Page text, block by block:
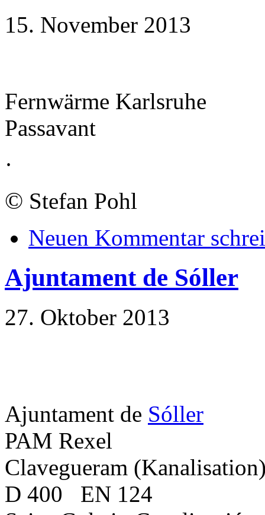
15. November 2013
Fernwärme Karlsruhe
Passavant
·
© Stefan Pohl
Neuen Kommentar
Ajuntament de Sóller
27. Oktober 2013
Ajuntament de Sóller
PAM Rexel
Clavegueram
D 400 EN 124